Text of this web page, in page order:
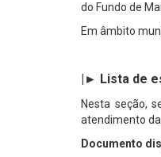
do Fundo de
Em âmbito
|► Lista de
Nesta seção,
atendimento
Documento